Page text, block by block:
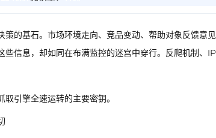
策的基石。市场环境走向、竞品变动、帮助对象反馈意
信息，却如同在布满监控的迷宫中穿行。反爬机制、
引擎全速运转的主要密钥。